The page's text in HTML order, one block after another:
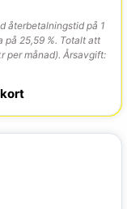
återbetalningstid på 1
på 25,59 %. Totalt att
per månad). Årsavgift: